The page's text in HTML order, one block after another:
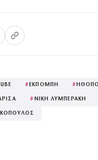
#ΕΚΠΟΜΠΗ #
# ΝΙΚΗ ΛΥΜΠΕΡΑΚΗ